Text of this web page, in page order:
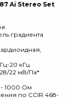
Ai Stereo Set
градиента
20 кГц
28/22 мВ/Па*
1000 Ом
по CCIR 468-